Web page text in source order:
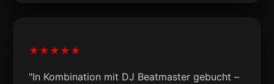
★★★★★
"In Kombination mit DJ Beatmaster gebucht –